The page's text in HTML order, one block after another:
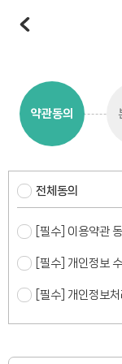
약관동의
전체동의
[필수] 이용약관
[필수] 개인정보
[필수] 개인정보